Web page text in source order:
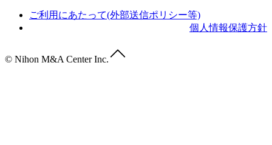
ご利用にあたって(外部送信ポリシー等)
個人情報保護方針
© Nihon M&A Center Inc.